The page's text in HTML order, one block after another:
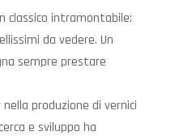
classico intramontabile:
da vedere. Un
sempre prestare
produzione di vernici
e sviluppo ha